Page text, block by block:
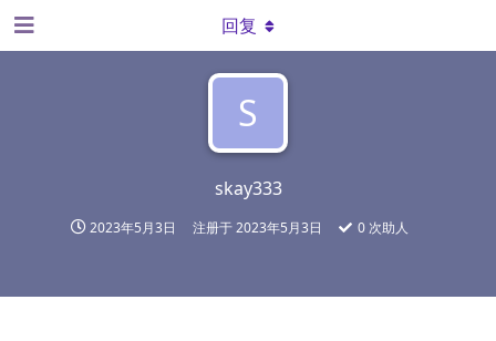
S
skay333
2023年5月3日 注册于2023年5月3日 0 次助人
回复